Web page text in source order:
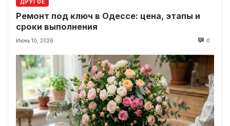
ДРУГОЕ
Ремонт под ключ в Одессе: цена, этапы и
сроки выполнения
Июнь 10, 2026 0